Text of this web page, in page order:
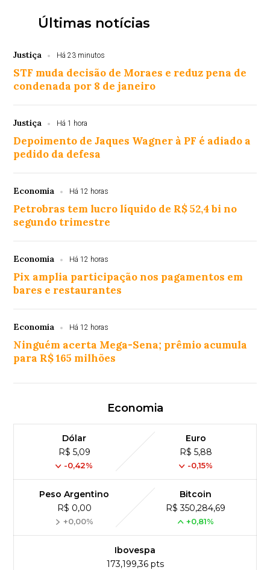
Últimas notícias
Justiça Há 23 minutos
STF muda decisão de Moraes e reduz pena de
condenada por 8 de janeiro
Justiça Há 1 hora
Depoimento de Jaques Wagner à PF é adiado a
pedido da defesa
Economia Há 12 horas
Petrobras tem lucro líquido de R$ 52,4 bi no
segundo trimestre
Economia Há 12 horas
Pix amplia participação nos pagamentos em
bares e restaurantes
Economia Há 12 horas
Ninguém acerta Mega-Sena; prêmio acumula
para R$ 165 milhões
Economia
Dólar
R$ 5,09
-0,42%
Euro
R$ 5,88
-0,15%
Peso Argentino
R$ 0,00
+0,00%
Bitcoin
R$ 350,284,69
+0,81%
Ibovespa
173,199,36 pts